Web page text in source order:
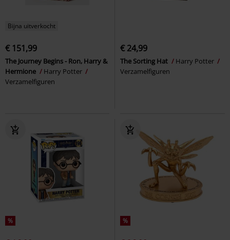
Bijna uitverkocht
€ 151,99
The Journey Begins - Ron, Harry &
Hermione
Harry Potter
Verzamelfiguren
€ 24,99
The Sorting Hat
Harry Potter
Verzamelfiguren
% %